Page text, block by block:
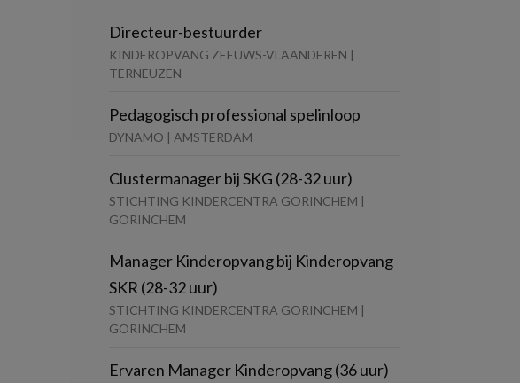
Directeur-bestuurder
KINDEROPVANG ZEEUWS-VLAANDEREN |
TERNEUZEN
Pedagogisch professional spelinloop
DYNAMO | AMSTERDAM
Clustermanager bij SKG (28-32 uur)
STICHTING KINDERCENTRA GORINCHEM |
GORINCHEM
Manager Kinderopvang bij Kinderopvang
SKR (28-32 uur)
STICHTING KINDERCENTRA GORINCHEM |
GORINCHEM
Ervaren Manager Kinderopvang (36 uur)